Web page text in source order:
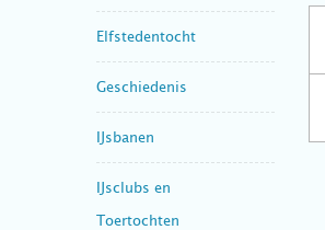
Elfstedentocht
Geschiedenis
IJsbanen
IJsclubs en
Toertochten